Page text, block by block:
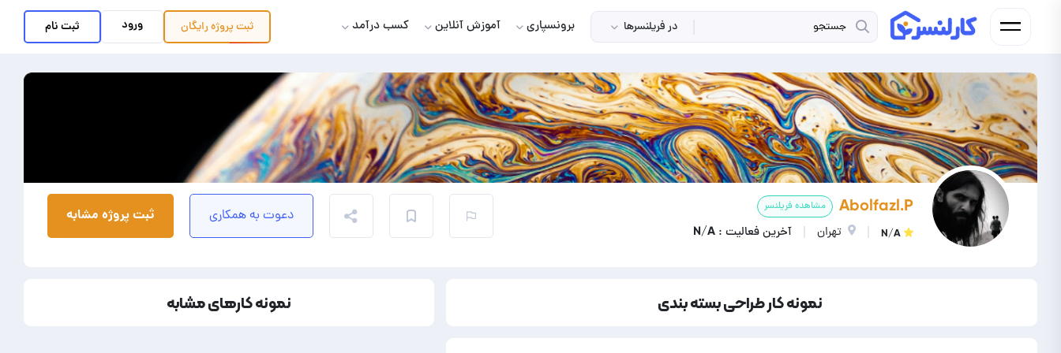
در فریلنسرها برونسپاری آموزش آنلاین کسب درآمد ثبت پروژهرایگان ورود ثبت نام
Abolfazl.P مشاهده فریلنسر
N/A تهران آخرین فعالیت : N/A
دعوت به همکاری ثبت پروژه مشابه
نمونه کار طراحی بسته بندی نمونه کارهای مشابه